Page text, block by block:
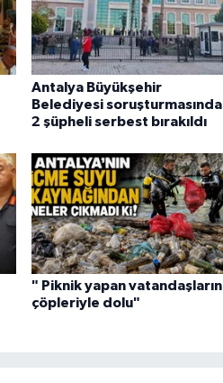
Antalya Büyükşehir
Belediyesi soruşturmasında
2 şüpheli serbest bırakıldı
" Piknik yapan vatandaşların
çöpleriyle dolu"